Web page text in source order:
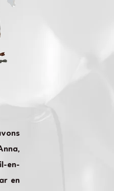
en-
en